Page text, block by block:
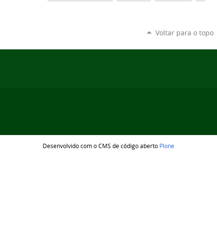
Voltar para o topo
Desenvolvido com o CMS de código aberto Plone